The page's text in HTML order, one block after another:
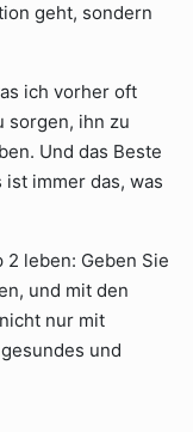
geht, sondern
ich vorher oft
sorgen, ihn zu
Und das Beste
immer das, was
2 leben: Geben Sie
und mit den
nur mit
und